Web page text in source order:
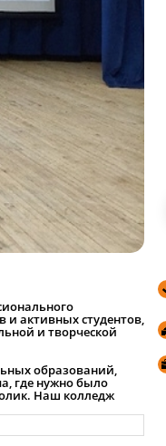
и активных студентов,
и творческой
образований,
где нужно было
Наш колледж